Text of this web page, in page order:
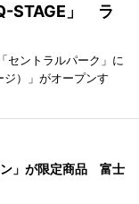
STAGE」 ラ
セントラルパーク」に
）」がオープンす
ン」が限定商品 富士